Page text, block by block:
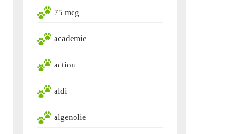
75 mcg
academie
action
aldi
algenolie